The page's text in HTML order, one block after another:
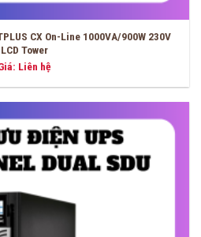
CX On-Line 1000VA/900W 230V
LCD Tower
Liên hệ